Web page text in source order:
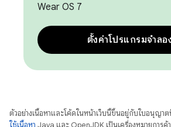
Wear OS 7
ตั้งค่าโปรแกรมจำลอ
ตัวอย่างเนื้อหาและโค้ดในหน้าเว็บนี้ขึ้นอยู่กับใบอนุญาต
ใช้เนื้อหา Java และ OpenJDK เป็นเครื่องหมายการค้